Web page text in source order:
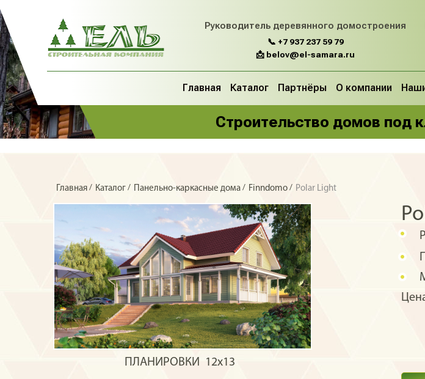
Руководитель деревянного домостроения
📞 +7 937 237 59 79
📩 belov@el-samara.ru
Главная Каталог Партнёры О компании
Строительство домов под
Главная / Каталог / Панельно-каркасные дома / Finndomo / Polar Light
ПЛАНИРОВКИ 12x13